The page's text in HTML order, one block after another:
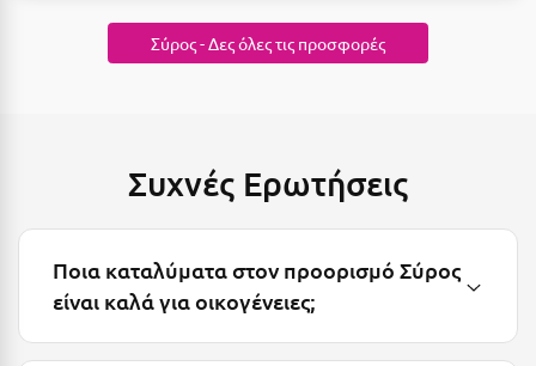
Κουφονήσια
Κυπαρισσία
Κύπρος
Σύρος - Δες όλες τις προσφορές
Συχνές Ερωτήσεις
Ποια καταλύματα στον προορισμό Σύρος
είναι καλά για οικογένειες;